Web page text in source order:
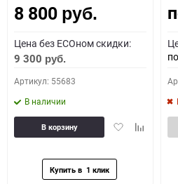
8 800 руб.
Цена без ECOном скидки:
9 300 руб.
Артикул: 55683
В наличии
ДобавитьДобавить
В корзину